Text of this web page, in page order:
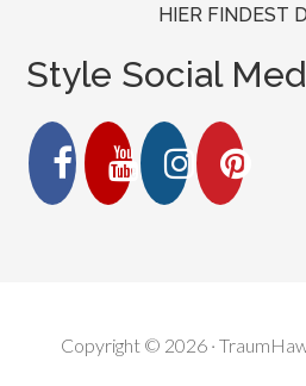
HIER FINDEST
Style Social
Copyright © 2026 ·